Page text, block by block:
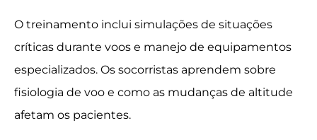
O treinamento inclui simulações de situações
críticas durante voos e manejo de equipamentos
especializados. Os socorristas aprendem sobre
fisiologia de voo e como as mudanças de altitude
afetam os pacientes.